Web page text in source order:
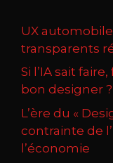
UX
transparents
Si l’IA sait
bon designer ?
L’ère du «
contrainte de
l’économie